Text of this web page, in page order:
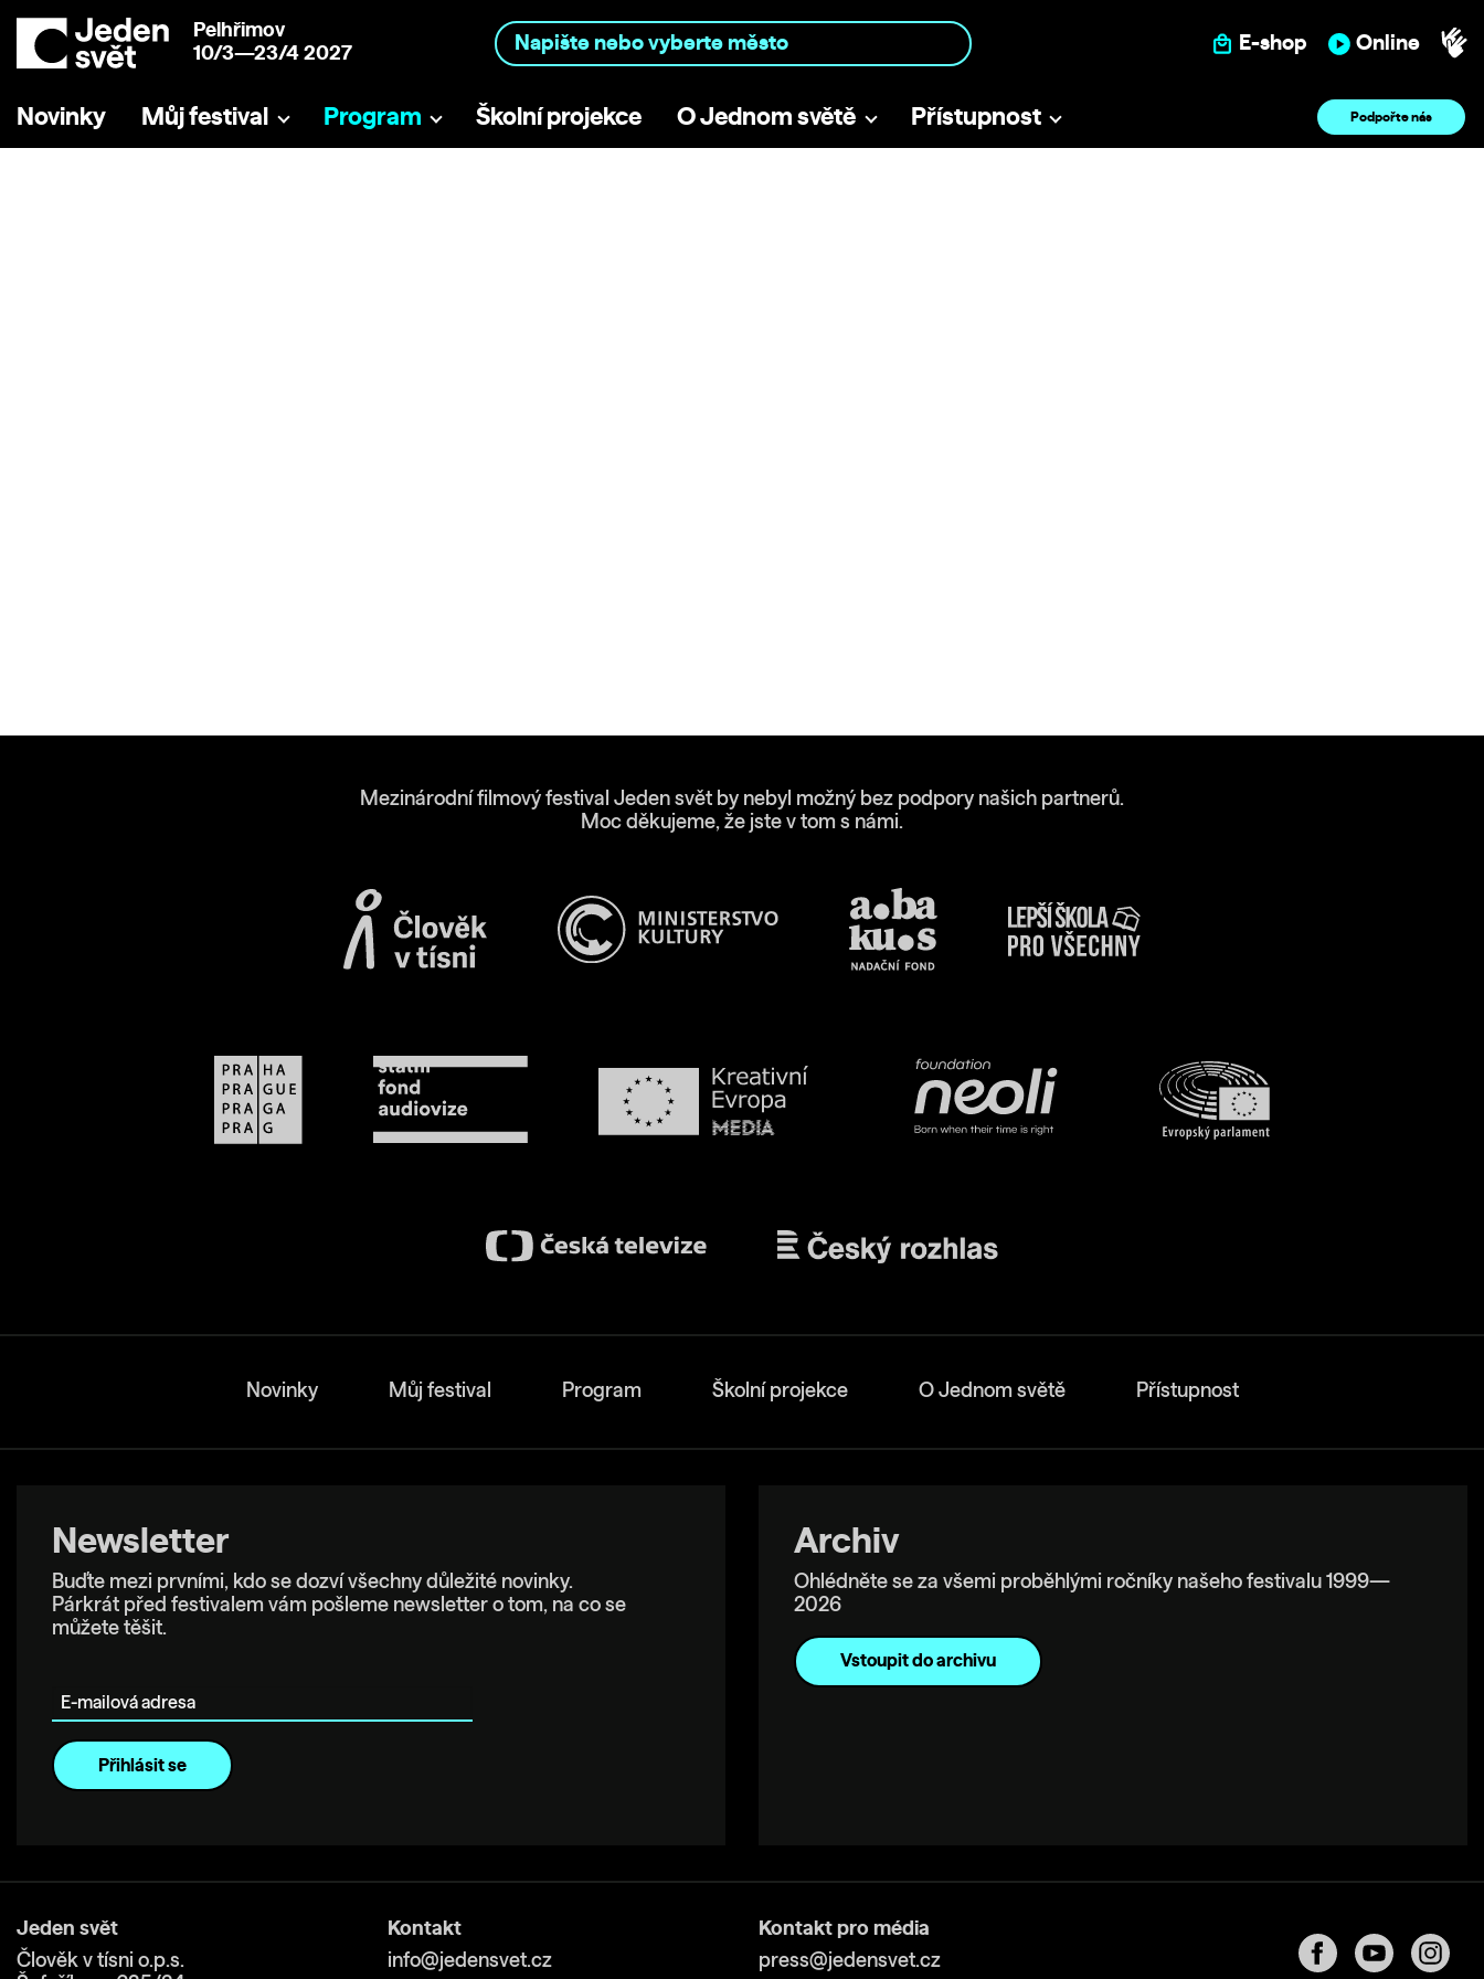
Pelhřimov
10/3—23/4 2027
E-shop Online
Novinky Můj festival Program Školní projekce O Jednom světě Přístupnost Podpořte nás
Mezinárodní filmový festival Jeden svět by nebyl možný bez podpory našich partnerů.
Moc děkujeme, že jste v tom s námi.
Novinky Můj festival Program Školní projekce O Jednom světě Přístupnost
Newsletter
Buďte mezi prvními, kdo se dozví všechny důležité novinky.
Párkrát před festivalem vám pošleme newsletter o tom, na co se
můžete těšit.
Archiv
Ohlédněte se za všemi proběhlými ročníky našeho festivalu 1999—
2026
Vstoupit do archivu
Jeden svět
Člověk v tísni o.p.s.
Kontakt
info@jedensvet.cz
Kontakt pro média
press@jedensvet.cz